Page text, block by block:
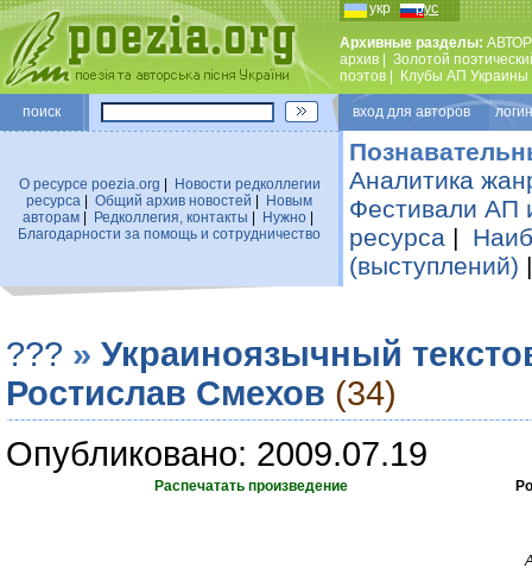
укр рус
Архивные разделы:
архив
Золотой
поэтов
Клубы АП Украины
поиск вход для авторов
О ресурсе poezia.org
Новости редколлегии
ресурса
Общий архив новостей
Новым
авторам| Редколлегия, контакты Нужно|
Благодарности за помощь и сотрудничество
Аналитика
Фестивали АП
ресурса |
(выступлений)
??? » Украиноязычный
Ростислав Смехов (34)
Опубликовано: 2009.07.19
Распечатать произведение